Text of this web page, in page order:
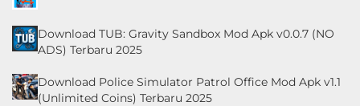
Download TUB: Gravity Sandbox Mod Apk v0.0.7 (NO
ADS) Terbaru 2025
Download Police Simulator Patrol Office Mod Apk v1.1
(Unlimited Coins) Terbaru 2025